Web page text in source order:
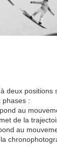
deux
phases :
au
de la
au